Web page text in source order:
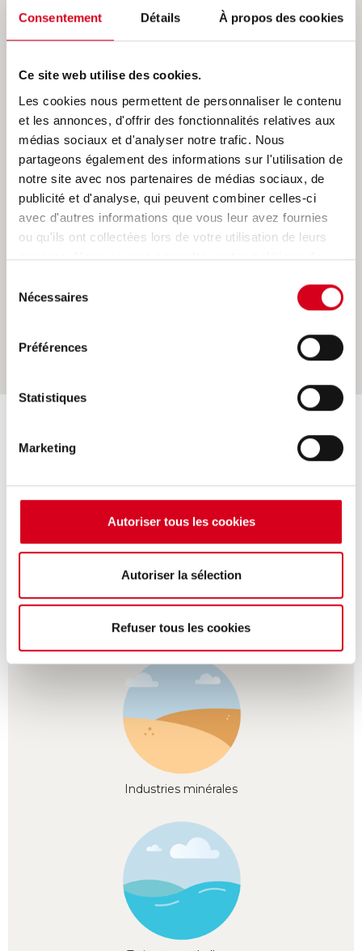
Consentement Détails À propos des cookies
Ce site web utilise des cookies.
Les cookies nous permettent de personnaliser le contenu
et les annonces, d'offrir des fonctionnalités relatives aux
médias sociaux et d'analyser notre trafic. Nous
partageons également des informations sur l'utilisation de
notre site avec nos partenaires de médias sociaux, de
publicité et d'analyse, qui peuvent combiner celles-ci
avec d'autres informations que vous leur avez fournies
ou qu'ils ont collectées lors de votre utilisation de leurs
services.Vous pouvez consulter notre politique de
Nécessaires
Préférences
Statistiques
Marketing
Autoriser tous les cookies
Autoriser la sélection
Refuser tous les cookies
En savoir plus
CHIFFRES-CLÉS
LIRE LA SUITE
HÉRITAGE
Travaux souterrains
Industries minérales